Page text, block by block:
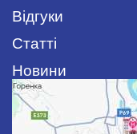
Відгуки
Статті
Новини